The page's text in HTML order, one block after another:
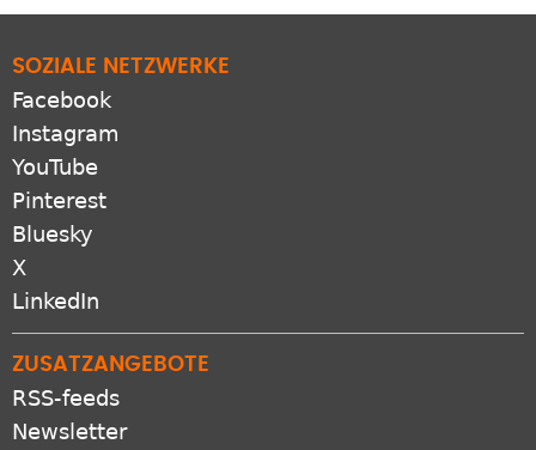
SOZIALE NETZWERKE
Facebook
Instagram
YouTube
Pinterest
Bluesky
X
LinkedIn
ZUSATZANGEBOTE
RSS-feeds
Newsletter